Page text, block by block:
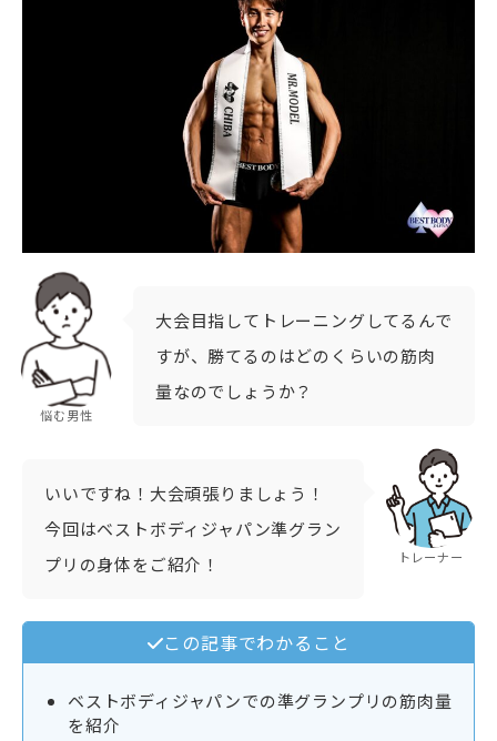
悩む男性
大会目指してトレーニングしてるんで
すが、勝てるのはどのくらいの筋肉
量なのでしょうか？
いいですね！大会頑張りましょう！
今回はベストボディジャパン準グラン
プリの身体をご紹介！
トレーナー
この記事でわかること
ベストボディジャパンでの準グランプリの筋肉量
を紹介